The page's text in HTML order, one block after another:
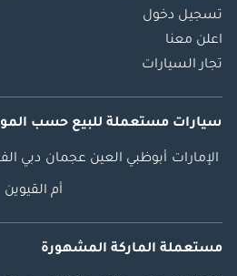
تسجيل دخول
اعلن معنا
تجار السيارات
سيارات مستعملة للبيع حسب
الإمارات أبوظبي العين عجمان دبي
أم القيوين
مستعملة الماركة المشهورة